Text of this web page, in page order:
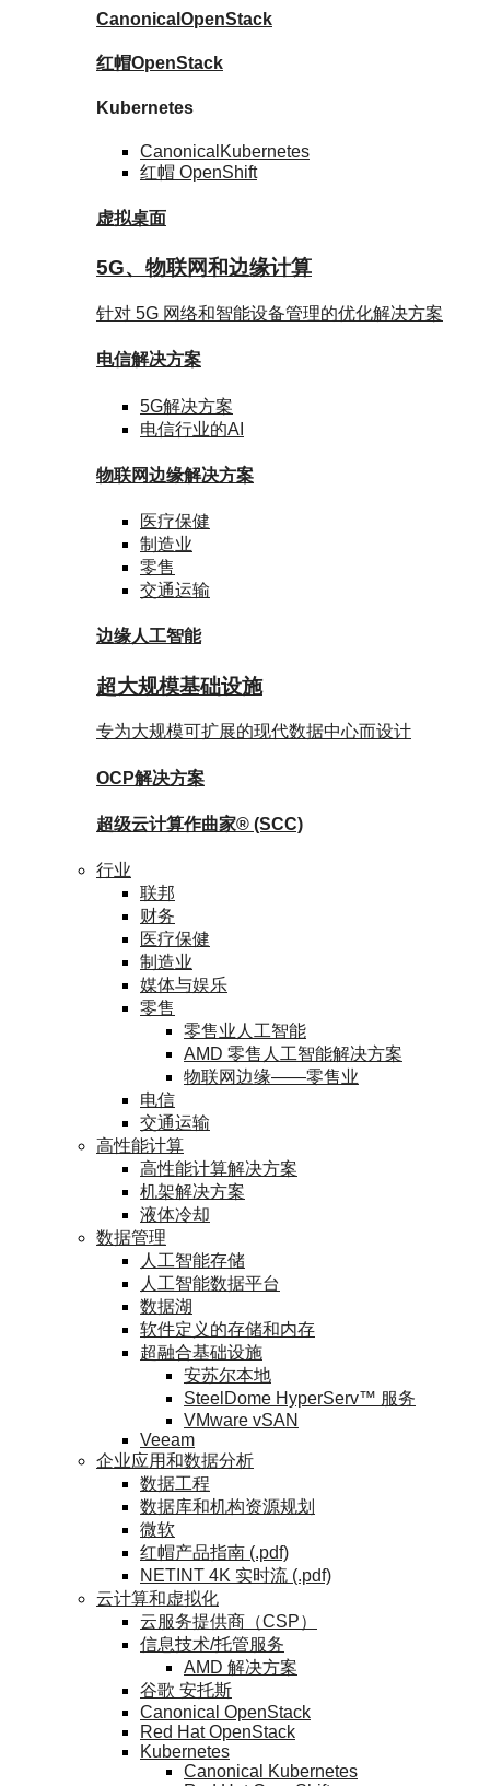
Canonical OpenStack
红帽OpenStack
Kubernetes
Canonical Kubernetes
红帽 OpenShift
虚拟桌面
5G、物联网和边缘计算
针对 5G 网络和智能设备管理的优化解决方案
电信解决方案
5G解决方案
电信行业的AI
物联网边缘解决方案
医疗保健
制造业
零售
交通运输
边缘人工智能
超大规模基础设施
专为大规模可扩展的现代数据中心而设计
OCP解决方案
超级云计算作曲家® (SCC)
行业
联邦
财务
医疗保健
制造业
媒体与娱乐
零售
零售业人工智能
AMD 零售人工智能解决方案
物联网边缘——零售业
电信
交通运输
高性能计算
高性能计算解决方案
机架解决方案
液体冷却
数据管理
人工智能存储
人工智能数据平台
数据湖
软件定义的存储和内存
超融合基础设施
安苏尔本地
SteelDome HyperServ™ 服务
VMware vSAN
Veeam
企业应用和数据分析
数据工程
数据库和机构资源规划
微软
红帽产品指南 (.pdf)
NETINT 4K 实时流 (.pdf)
云计算和虚拟化
云服务提供商（CSP）
信息技术/托管服务
AMD 解决方案
谷歌 安托斯
Canonical OpenStack
Red Hat OpenStack
Kubernetes
Canonical Kubernetes